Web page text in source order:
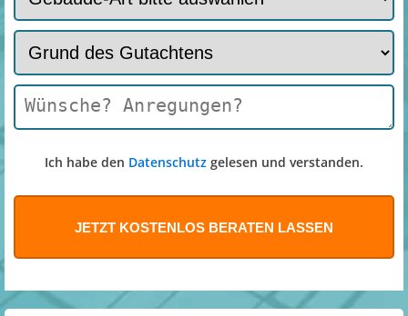
Ich habe den Datenschutz gelesen und verstanden.